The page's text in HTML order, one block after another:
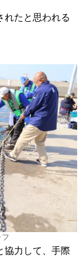
たと思われる
協力して、手際